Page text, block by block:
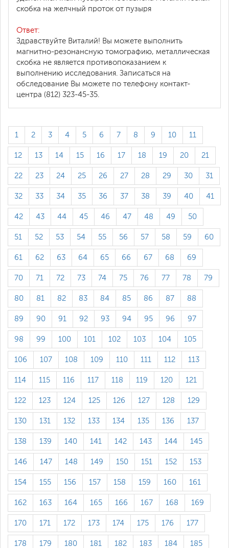
скобка на желчный проток от пузыря
Ответ:
Здравствуйте Виталий! Вы можете выполнить
магнитно-резонансную томографию, металлическая
скобка не является противопоказанием к
выполнению исследования. Записаться на
обследование Вы можете по телефону контакт-
центра (812) 323-45-35.
1 2 3 4 5 6 7 8 9 10 11
12 13 14 15 16 17 18 19 20 21
22 23 24 25 26 27 28 29 30 31
32 33 34 35 36 37 38 39 40 41
42 43 44 45 46 47 48 49 50
51 52 53 54 55 56 57 58 59 60
61 62 63 64 65 66 67 68 69
70 71 72 73 74 75 76 77 78 79
80 81 82 83 84 85 86 87 88
89 90 91 92 93 94 95 96 97
98 99 100 101 102 103 104 105
106 107 108 109 110 111 112 113
114 115 116 117 118 119 120 121
122 123 124 125 126 127 128 129
130 131 132 133 134 135 136 137
138 139 140 141 142 143 144 145
146 147 148 149 150 151 152 153
154 155 156 157 158 159 160 161
162 163 164 165 166 167 168 169
170 171 172 173 174 175 176 177
178 179 180 181 182 183 184 185